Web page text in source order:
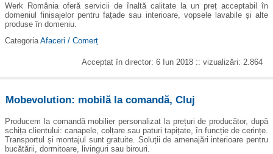
Werk România oferă servicii de înaltă calitate la un preț acceptabil în
domeniul finisajelor pentru fațade sau interioare, vopsele lavabile și alte
produse în domeniu.
Categoria Afaceri / Comerț
Acceptat în director: 6 Iun 2018 :: vizualizări: 2.864
Mobevolution: mobilă la comandă, Cluj
Producem la comandă mobilier personalizat la prețuri de producător, după
schița clientului: canapele, colțare sau paturi tapițate, în funcție de cerințe.
Transportul și montajul sunt gratuite. Soluții de amenajări interioare pentru
bucătării, dormitoare, livinguri sau birouri.